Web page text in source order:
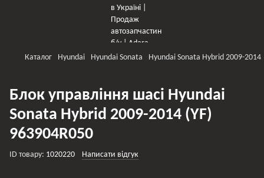
Каталог Hyundai Hyundai Sonata Hyundai Sonata Hybrid 2009-2014
Блок управління шасі Hyundai
Sonata Hybrid 2009-2014 (YF)
963904R050
ID товару: 1020220 Написати відгук